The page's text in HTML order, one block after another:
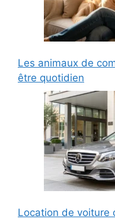
Les animaux de
être quotidien
Location de voiture